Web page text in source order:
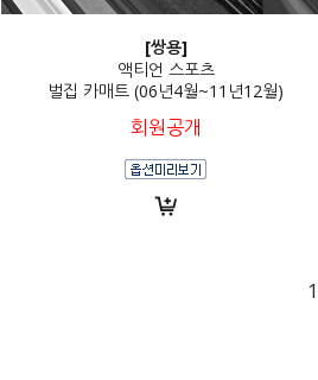
[쌍용]
액티언 스포츠
벌집 카매트 (06년4월~11년12월)
회원공개
1